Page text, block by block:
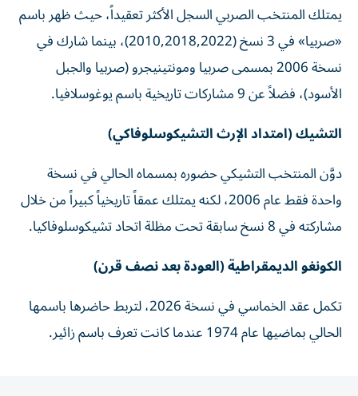
يمتلك المنتخب الصربي السجل الأكثر تعقيداً، حيث ظهر باسم
«صربيا» في 3 نسخ (2010,2018,2022)، بينما شارك في
نسخة 2006 بمسمى صربيا ومونتينيجرو (صربيا والجبل
الأسود)، فضلاً عن 9 مشاركات تاريخية باسم يوغوسلافيا.
التشيك (امتداد الإرث التشيكوسلوفاكي)
دوَّن المنتخب التشيكي حضوره بمسماه الحالي في نسخة
واحدة فقط عام 2006، لكنه يمتلك عمقاً تاريخياً كبيراً من خلال
مشاركته في 8 نسخ سابقة تحت مظلة اتحاد تشيكوسلوفاكيا.
الكونغو الديمقراطية (العودة بعد نصف قرن)
تكمل عقد الخماسي في نسخة 2026، لتربط حاضرها باسمها
الحالي بماضيها عام 1974 عندما كانت تعرف باسم زائير.